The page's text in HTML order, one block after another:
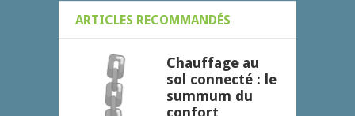
ARTICLES RECOMMANDÉS
Chauffage au
sol connecté : le
summum du
confort